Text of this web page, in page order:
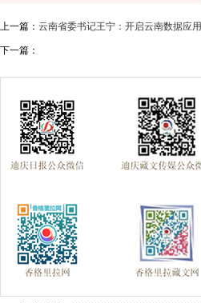
上一篇： 云南省委书记王宁：开启云南数据应
下一篇：